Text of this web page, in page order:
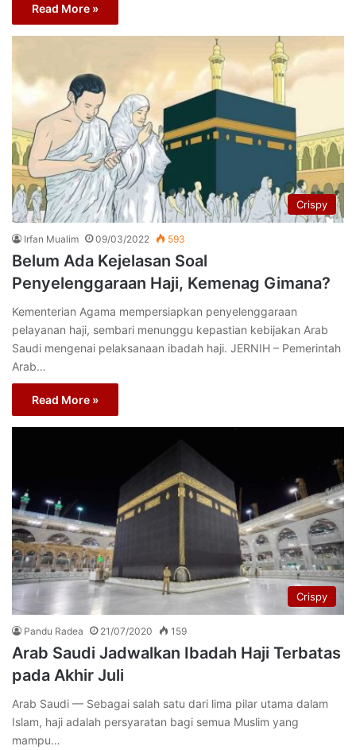
Read More »
Crispy
Irfan Mualim 09/03/2022 593
Belum Ada Kejelasan Soal
Penyelenggaraan Haji, Kemenag Gimana?
Kementerian Agama mempersiapkan penyelenggaraan
pelayanan haji, sembari menunggu kepastian kebijakan Arab
Saudi mengenai pelaksanaan ibadah haji. JERNIH – Pemerintah
Arab…
Read More »
Crispy
Pandu Radea 21/07/2020 159
Arab Saudi Jadwalkan Ibadah Haji Terbatas
pada Akhir Juli
Arab Saudi — Sebagai salah satu dari lima pilar utama dalam
Islam, haji adalah persyaratan bagi semua Muslim yang
mampu…